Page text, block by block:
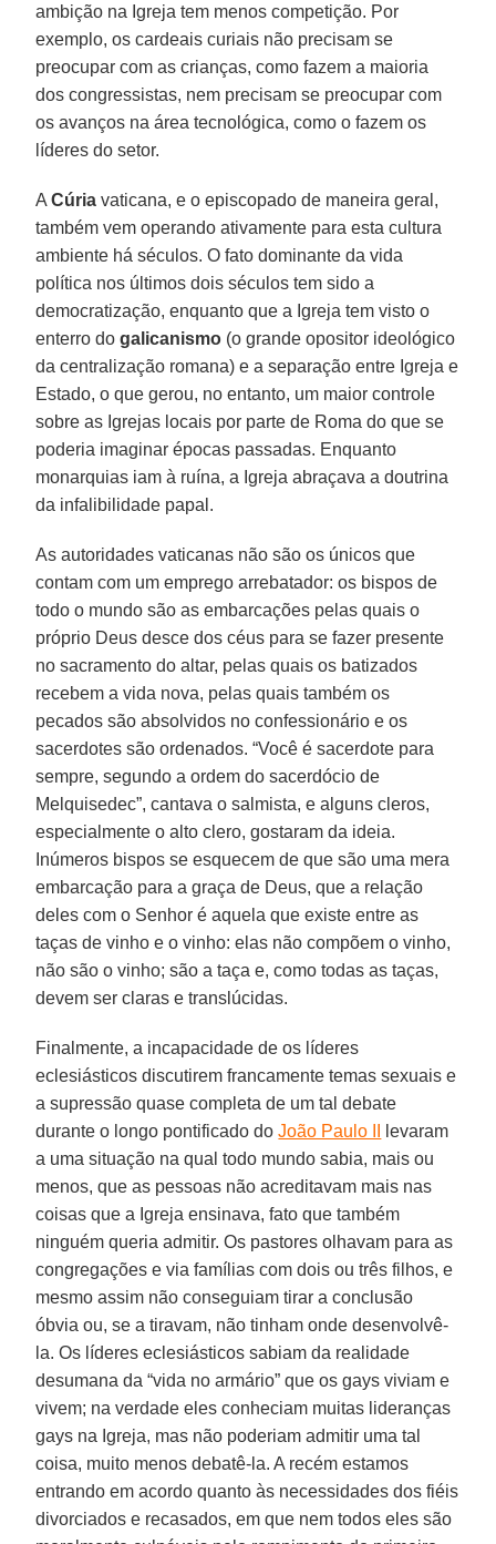
ambição na Igreja tem menos competição. Por
exemplo, os cardeais curiais não precisam se
preocupar com as crianças, como fazem a maioria
dos congressistas, nem precisam se preocupar com
os avanços na área tecnológica, como o fazem os
líderes do setor.
ACúria vaticana, e o episcopado de maneira geral,
também vem operando ativamente para esta cultura
ambiente há séculos. O fato dominante da vida
política nos últimos dois séculos tem sido a
democratização, enquanto que a Igreja tem visto o
enterro dogalicanismo (o grande opositor ideológico
da centralização romana) e a separação entre Igreja e
Estado, o que gerou, no entanto, um maior controle
sobre as Igrejas locais por parte de Roma do que se
poderia imaginar épocas passadas. Enquanto
monarquias iam à ruína, a Igreja abraçava a doutrina
da infalibilidade papal.
As autoridades vaticanas não são os únicos que
contam com um emprego arrebatador: os bispos de
todo o mundo são as embarcações pelas quais o
próprio Deus desce dos céus para se fazer presente
no sacramento do altar, pelas quais os batizados
recebem a vida nova, pelas quais também os
pecados são absolvidos no confessionário e os
sacerdotes são ordenados. “Você é sacerdote para
sempre, segundo a ordem do sacerdócio de
Melquisedec”, cantava o salmista, e alguns cleros,
especialmente o alto clero, gostaram da ideia.
Inúmeros bispos se esquecem de que são uma mera
embarcação para a graça de Deus, que a relação
deles com o Senhor é aquela que existe entre as
taças de vinho e o vinho: elas não compõem o vinho,
não são o vinho; são a taça e, como todas as taças,
devem ser claras e translúcidas.
Finalmente, a incapacidade de os líderes
eclesiásticos discutirem francamente temas sexuais e
a supressão quase completa de um tal debate
durante o longo pontificado do João Paulo II
levaram
a uma situação na qual todo mundo sabia, mais ou
menos, que as pessoas não acreditavam mais nas
coisas que a Igreja ensinava, fato que também
ninguém queria admitir. Os pastores olhavam para as
congregações e via famílias com dois ou três filhos, e
mesmo assim não conseguiam tirar a conclusão
óbvia ou, se a tiravam, não tinham onde desenvolvê-
la. Os líderes eclesiásticos sabiam da realidade
desumana da “vida no armário” que os gays viviam e
vivem; na verdade eles conheciam muitas lideranças
gays na Igreja, mas não poderiam admitir uma tal
coisa, muito menos debatê-la. A recém estamos
entrando em acordo quanto às necessidades dos fiéis
divorciados e recasados, em que nem todos eles são